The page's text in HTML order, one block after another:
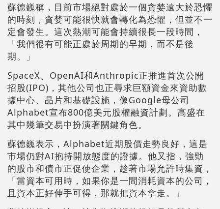
蘇德巍稱，目前市場絕對處於一個貪婪遠大於恐懼
的時刻，貪婪可能很快就會轉化為恐懼，但並不一
定會發生。這次熱潮可能會持續很長一段時間，
「我們很有可能正處於周期的早期，而不是後
期。」
SpaceX、OpenAI和Anthropic正推進首次公開
招股(IPO)，其他公司也正尋求巨額資金來資助數
據中心、晶片和基礎設施，像Google母公司
Alphabet宣布800億美元股權融資計劃。高盛在
其中幾筆交易中扮演著關鍵角色。
蘇德巍表示，Alphabet近期股價走勢良好，這是
市場仍對AI抱持開放態度的證據。他又指，強勁
的股市和債市正促使企業，趁著市場允許時集資，
「當資本可用時，如果你是一間消耗資本的公司，
且資本正好伸手可得，那就把資本拿走。」